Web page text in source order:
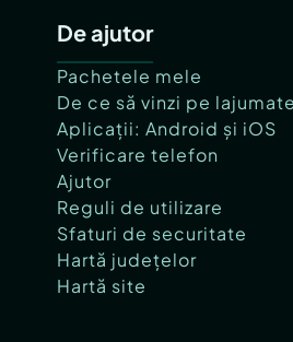
De ajutor
Pachetele mele
De ce să vinzi pe
Aplicații: Android și iOS
Verificare telefon
Ajutor
Reguli de utilizare
Sfaturi de securitate
Hartă județelor
Hartă site